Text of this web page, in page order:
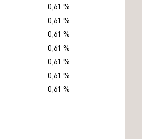
0,61 %
0,61 %
0,61 %
0,61 %
0,61 %
0,61 %
0,61 %